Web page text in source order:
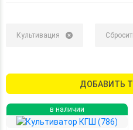
Культивация
ДОБАВИТЬ
в наличии